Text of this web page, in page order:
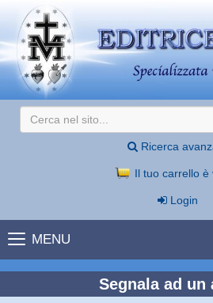
Ricerca
Il tuo carrello è
Login
MENU
Segnala ad un